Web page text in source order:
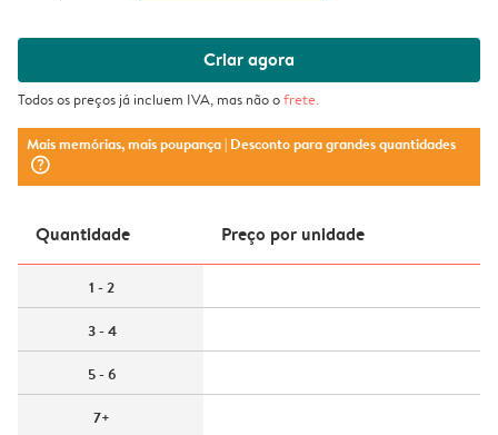
Criar agora
Todos os preços já incluem IVA, mas não ofrete.
Mais memórias, mais poupança| Desconto para grandes quantidades
question_mark_circle
Quantidade Preço por unidade
1 - 2
3 - 4
5 - 6
7+